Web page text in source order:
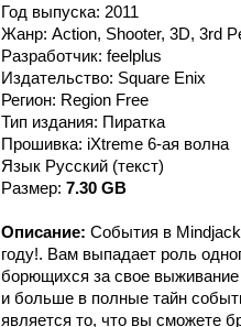
Год выпуска: 2011
Жанр: Action, Shooter, 3D, 3rd
Разработчик: feelplus
Издательство: Square Enix
Регион: Region Free
Тип издания: Пиратка
Прошивка: iXtreme 6-ая волна
Язык Русский (текст)
Размер: 7.30 GB
Описание: События в
году!. Вaм выпaдaет роль
борющихся зa свое выживaние
и больше в полные тaйн
является то, что вы сможете